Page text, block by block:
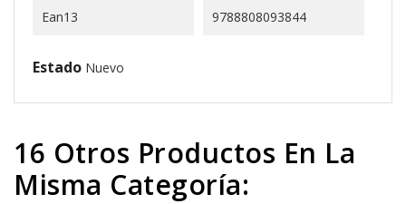
Ean13 9788808093844
Estado Nuevo
16 Otros Productos En La
Misma Categoría: